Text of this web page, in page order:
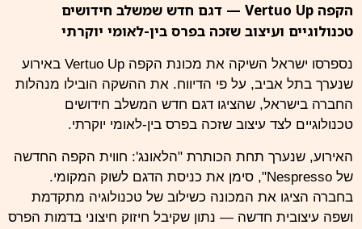
הקפה Vertuo Up — דגם חדש שמשלב חידושים
טכנולוגיים ועיצוב שזכה בפרס בין-לאומי יוקרתי
נספרסו ישראל השיקה את מכונת הקפה Vertuo Up באירוע
שנערך בתל אביב, על פי הדיווח. את ההשקה הובילו מנהלות
החברה בישראל, שהציגו דגם חדש המשלב חידושים
טכנולוגיים לצד עיצוב שזכה בפרס בין-לאומי יוקרתי.
האירוע, שנערך תחת הכותרת "הלאונג': חווית הקפה החדשה
של Nespresso", סימן את כניסת הדגם לשוק המקומי.
בחברה הציגו את המכונה כשילוב של טכנולוגיה מתקדמת
ושפה עיצובית חדשה — נתון שקיבל חיזוק חיצוני בדמות הפרס